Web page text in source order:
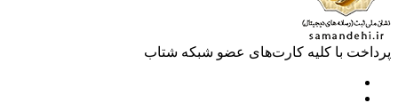
با کلیه کارت‌های عضو شبکه شتاب